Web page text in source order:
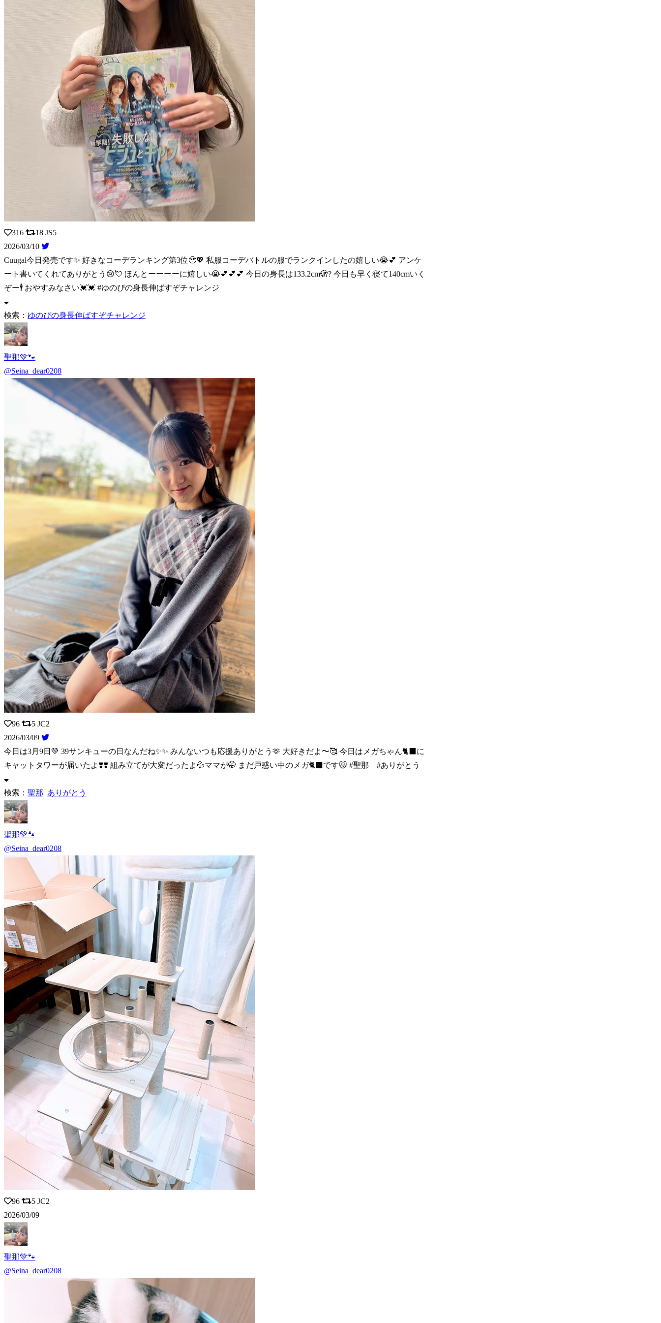
316 18 JS5
2026/03/10
Cuugal今日発売です✨ 好きなコーデランキング第3位🥹💖 私服コーデバトルの服でランクインしたの嬉しい😭💕 アンケ
ート書いてくれてありがとう😢💘 ほんとーーーーに嬉しい😭💕💕💕 今日の身長は133.2cm🫣? 今日も早く寝て140cmいく
ぞー🕴 おやすみなさい💓💓 #ゆのぴの身長伸ばすぞチャレンジ
検索： ゆのぴの身長伸ばすぞチャレンジ
聖那💚🐾
@Seina_dear0208
96 5 JC2
2026/03/09
今日は3月9日💚 39サンキューの日なんだね✨✨ みんないつも応援ありがとう🫶 大好きだよ〜🥰 今日はメガちゃん🐈‍⬛に
キャットタワーが届いたよ❣️❣️ 組み立てが大変だったよ💦ママが🤭 まだ戸惑い中のメガ🐈‍⬛です😽 #聖那 #ありがとう
検索： 聖那 ありがとう
聖那💚🐾
@Seina_dear0208
96 5 JC2
2026/03/09
聖那💚🐾
@Seina_dear0208